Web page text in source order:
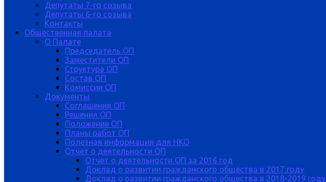
Депутаты 7-го созыва
Депутаты 6-го созыва
Контакты
Общественная палата
О Палате
Председатель ОП
Заместители ОП
Структура ОП
Состав ОП
Комиссии ОП
Документы
Соглашения ОП
Решения ОП
Положение ОП
Планы работ ОП
Полезная информация для НКО
Отчет о деятельности ОП
Отчет о деятельности ОП за 2016 год
Доклад о развитии гражданского общества в 2017 году
Доклад о развитии гражданского общества в 2018-2019 году